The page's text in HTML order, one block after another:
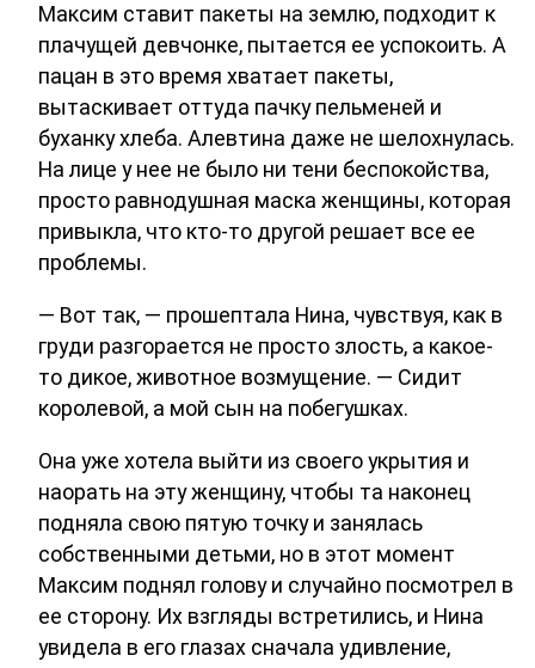
Максим ставит пакеты на землю, подходит к
плачущей девчонке, пытается ее успокоить. А
пацан в это время хватает пакеты,
вытаскивает оттуда пачку пельменей и
буханку хлеба. Алевтина даже не шелохнулась.
На лице у нее не было ни тени беспокойства,
просто равнодушная маска женщины, которая
привыкла, что кто-то другой решает все ее
проблемы.
— Вот так, — прошептала Нина, чувствуя, как в
груди разгорается не просто злость, а какое-
то дикое, животное возмущение. — Сидит
королевой, а мой сын на побегушках.
Она уже хотела выйти из своего укрытия и
наорать на эту женщину, чтобы та наконец
подняла свою пятую точку и занялась
собственными детьми, но в этот момент
Максим поднял голову и случайно посмотрел в
ее сторону. Их взгляды встретились, и Нина
увидела в его глазах сначала удивление,